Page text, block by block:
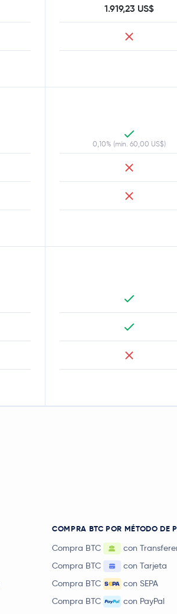
1.919,23 US$
0,10% (mín. 60,00 US$)
COMPRA BTC POR MÉTODO DE
Compra BTC
con
Compra BTC
con Tarjeta
Compra BTC
con SEPA
Compra BTC
con PayPal